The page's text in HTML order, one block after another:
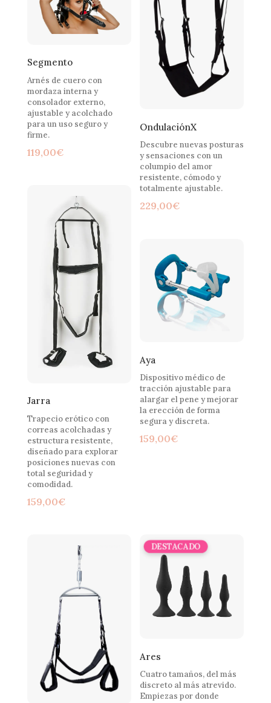
Segmento
Arnés de cuero con
mordaza interna y
consolador externo,
ajustable y acolchado
para un uso seguro y
firme.
119,00€
OndulaciónX
Descubre nuevas posturas
y sensaciones con un
columpio del amor
resistente, cómodo y
totalmente ajustable.
229,00€
Jarra
Trapecio erótico con
correas acolchadas y
estructura resistente,
diseñado para explorar
posiciones nuevas con
total seguridad y
comodidad.
159,00€
Aya
Dispositivo médico de
tracción ajustable para
alargar el pene y mejorar
la erección de forma
segura y discreta.
159,00€
Ares
Cuatro tamaños, del más
discreto al más atrevido.
Empiezas por donde